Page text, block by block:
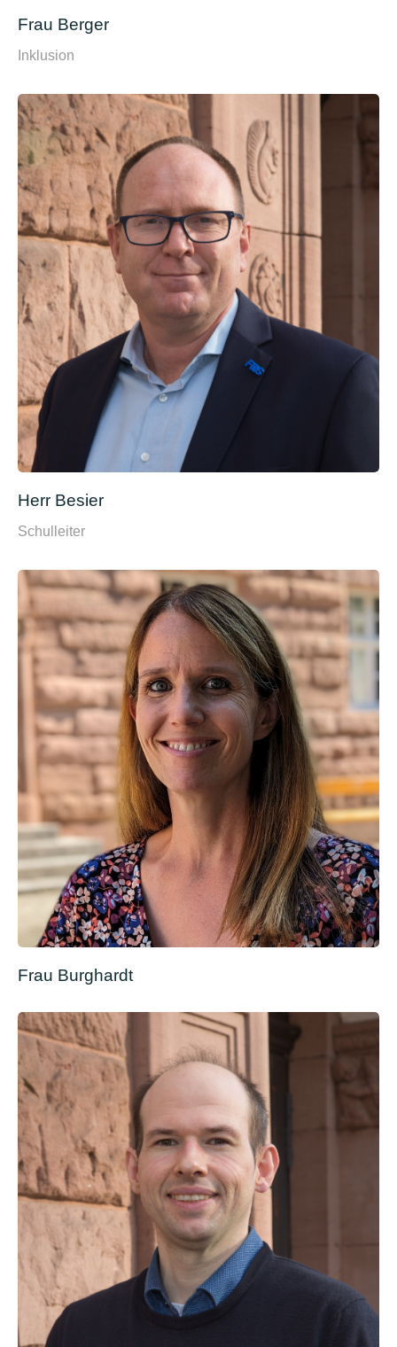
Frau Berger
Inklusion
Herr Besier
Schulleiter
Frau Burghardt